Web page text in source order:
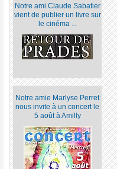
Notre ami Claude Sabatier
vient de publier un livre sur
le cinéma ...
Notre amie Marlyse Perret
nous invite à un concert le
5 août à Amilly